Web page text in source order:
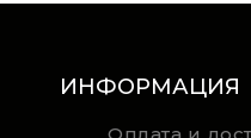
ИНФОРМАЦИЯ